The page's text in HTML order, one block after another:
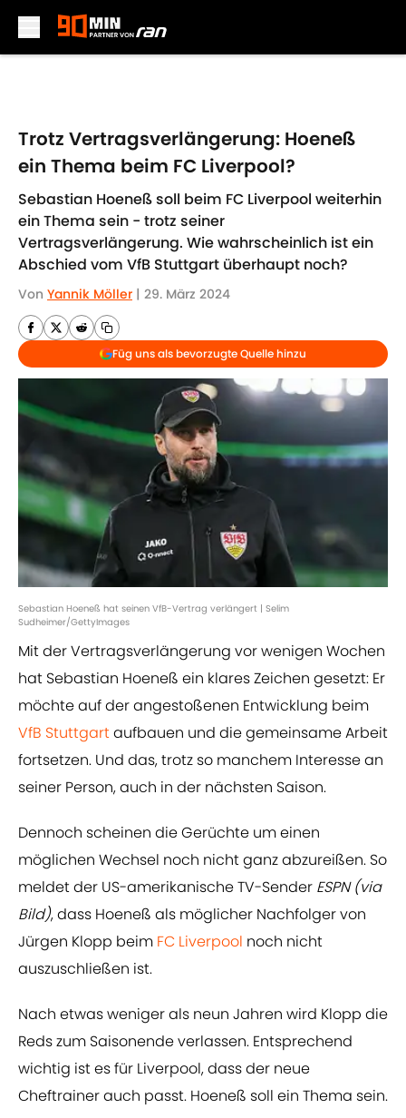
Trotz Vertragsverlängerung: Hoeneß
ein Thema beim FC Liverpool?
Sebastian Hoeneß soll beim FC Liverpool weiterhin
ein Thema sein - trotz seiner
Vertragsverlängerung. Wie wahrscheinlich ist ein
Abschied vom VfB Stuttgart überhaupt noch?
Von Yannik Möller | 29. März 2024
Füg uns als bevorzugte Quelle hinzu
Sebastian Hoeneß hat seinen VfB-Vertrag verlängert | Selim
Sudheimer/GettyImages
Mit der Vertragsverlängerung vor wenigen Wochen
hat Sebastian Hoeneß ein klares Zeichen gesetzt: Er
möchte auf der angestoßenen Entwicklung beim
VfB Stuttgartaufbauen und die gemeinsame Arbeit
fortsetzen. Und das, trotz so manchem Interesse an
seiner Person, auch in der nächsten Saison.
Dennoch scheinen die Gerüchte um einen
möglichen Wechsel noch nicht ganz abzureißen. So
meldet der US-amerikanische TV-Sender ESPN (via
Bild), dass Hoeneß als möglicher Nachfolger von
Jürgen Klopp beim FC Liverpool noch nicht
auszuschließen ist.
Nach etwas weniger als neun Jahren wird Klopp die
Reds zum Saisonende verlassen. Entsprechend
wichtig ist es für Liverpool, dass der neue
Cheftrainer auch passt. Hoeneß soll ein Thema sein.